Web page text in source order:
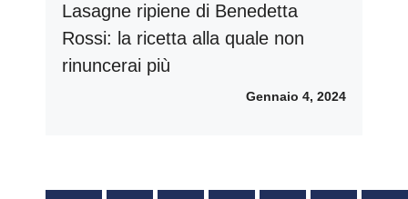
Lasagne ripiene di Benedetta
Rossi: la ricetta alla quale non
rinuncerai più
Gennaio 4, 2024